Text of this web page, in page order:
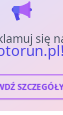
się